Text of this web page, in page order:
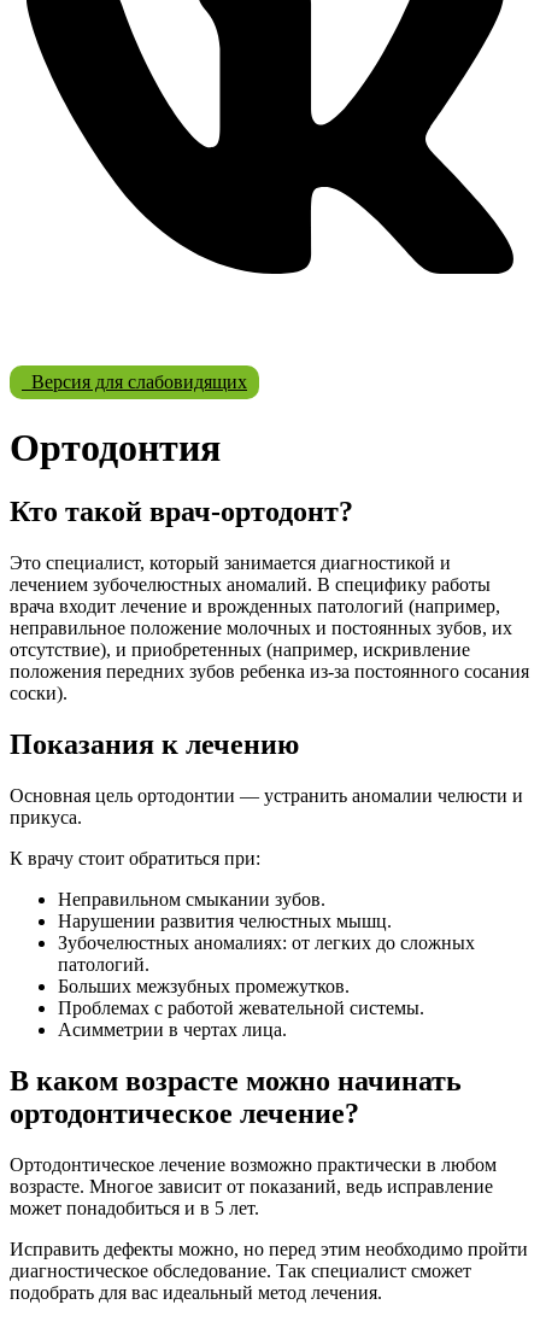
Версия для слабовидящих
Ортодонтия
Кто такой врач-ортодонт?
Это специалист, который занимается диагностикой и
лечением зубочелюстных аномалий. В специфику работы
врача входит лечение и врожденных патологий (например,
неправильное положение молочных и постоянных зубов, их
отсутствие), и приобретенных (например, искривление
положения передних зубов ребенка из-за постоянного сосания
соски).
Показания к лечению
Основная цель ортодонтии — устранить аномалии челюсти и
прикуса.
К врачу стоит обратиться при:
Неправильном смыкании зубов.
Нарушении развития челюстных мышц.
Зубочелюстных аномалиях: от легких до сложных
патологий.
Больших межзубных промежутков.
Проблемах с работой жевательной системы.
Асимметрии в чертах лица.
В каком возрасте можно начинать
ортодонтическое лечение?
Ортодонтическое лечение возможно практически в любом
возрасте. Многое зависит от показаний, ведь исправление
может понадобиться и в 5 лет.
Исправить дефекты можно, но перед этим необходимо пройти
диагностическое обследование. Так специалист сможет
подобрать для вас идеальный метод лечения.